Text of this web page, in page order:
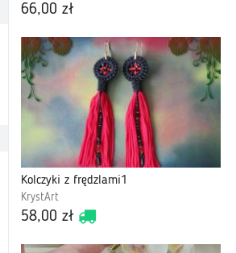
66,00 zł
Kolczyki z frędzlami1
KrystArt
58,00 zł